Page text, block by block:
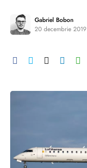
Gabriel Bobon
20 decembrie 2019